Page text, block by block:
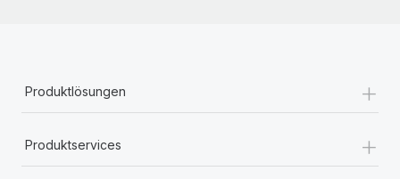
Produktlösungen +
Produktservices +